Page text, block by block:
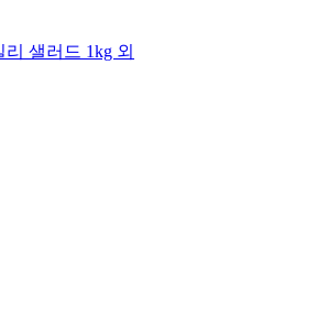
샐러드 1kg 외